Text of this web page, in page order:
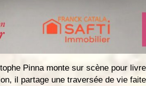
Pinna monte sur scène pour
il partage une traversée de vie